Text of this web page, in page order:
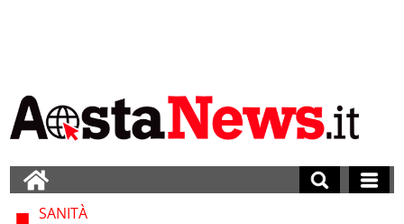
SANITÀ